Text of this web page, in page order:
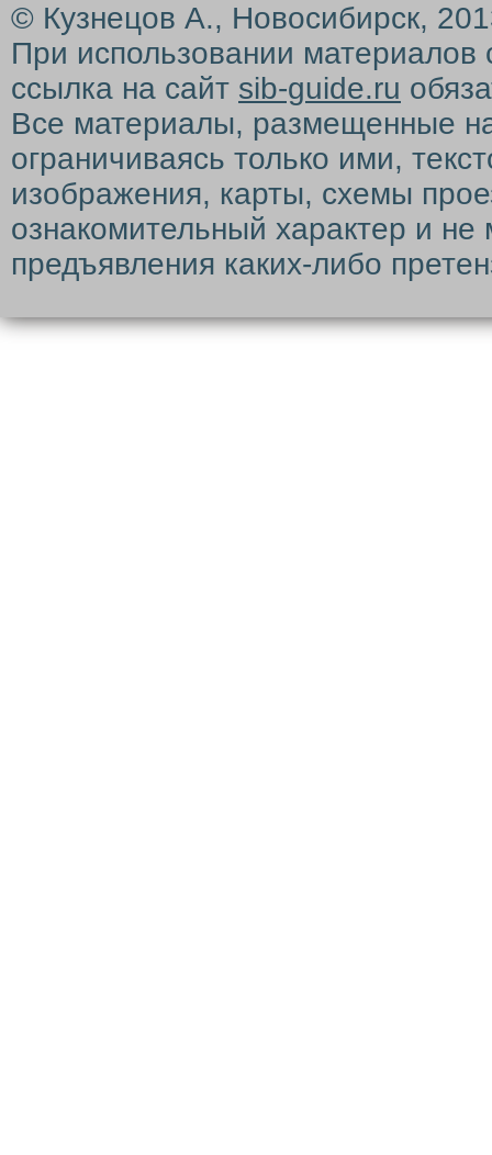
© Кузнецов А., Новосибирск,
При использовании материалов
ссылка на сайт sib-guide.ru
Все материалы, размещенные
ограничиваясь только ими,
изображения, карты, схемы
ознакомительный характер и
предъявления каких-либо